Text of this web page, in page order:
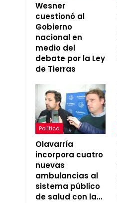
Wesner
cuestionó al
Gobierno
nacional en
medio del
debate por la Ley
de Tierras
Política
Olavarría
incorpora cuatro
nuevas
ambulancias al
sistema público
de salud con la…